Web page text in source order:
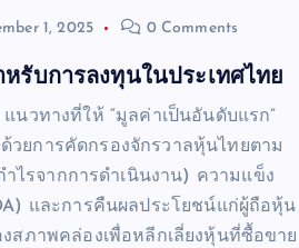
1, 2025 0 Comments
รับการลงทุนในประเทศไทย
นวทางที่ให้ “มูลค่าเป็นอันดับแรก”
วยการคัดกรองจักรวาลหุ้นไทยตาม
ไรจากการดำเนินงาน) ความแข็ง
และการคืนผลประโยชน์แก่ผู้ถือหุ้น
สภาพคล่องเพื่อหลีกเลี่ยงหุ้นที่ซื้อขาย